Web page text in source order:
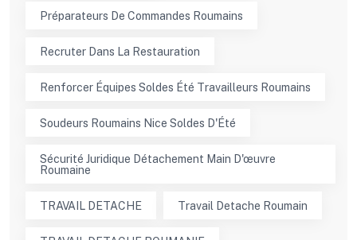
Préparateurs De Commandes Roumains
Recruter Dans La Restauration
Renforcer Équipes Soldes Été Travailleurs Roumains
Soudeurs Roumains Nice Soldes D'Été
Sécurité Juridique Détachement Main D'œuvre
Roumaine
TRAVAIL DETACHE Travail Detache Roumain